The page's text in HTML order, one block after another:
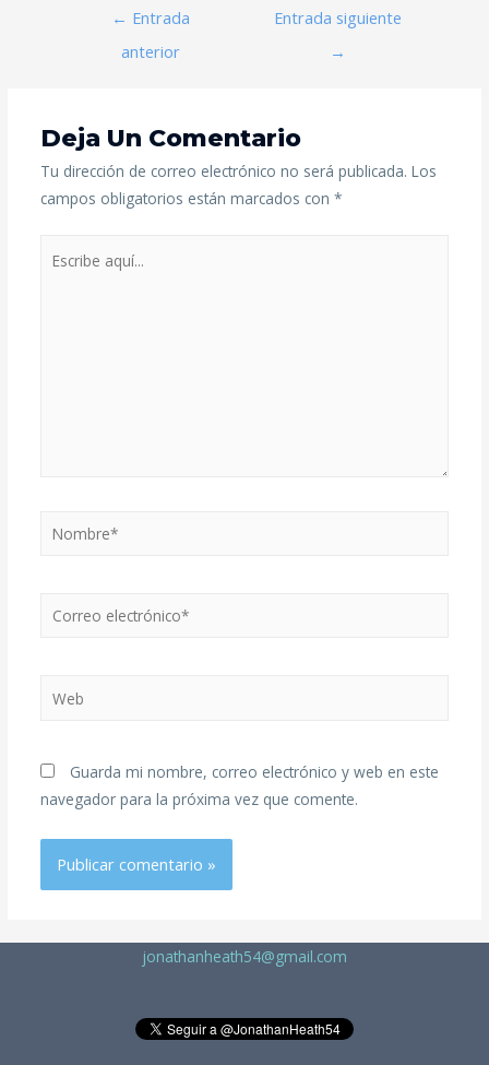
← Entrada
anterior
Entrada siguiente
→
Deja Un Comentario
Tu dirección de correo electrónico no será publicada. Los
campos obligatorios están marcados con *
Guarda mi nombre, correo electrónico y web en este
navegador para la próxima vez que comente.
jonathanheath54@gmail.com